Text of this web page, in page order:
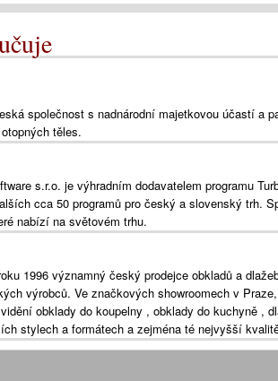
společnost s nadnárodní majetkovou účastí a
těles.
s.r.o. je výhradním dodavatelem programu
cca 50 programů pro český a slovenský trh.
nabízí na světovém trhu.
1996 významný český prodejce obkladů a
výrobců. Ve značkových showroomech v
obklady do koupelny , obklady do kuchyně ,
stylech a formátech a zejména té nejvyšší